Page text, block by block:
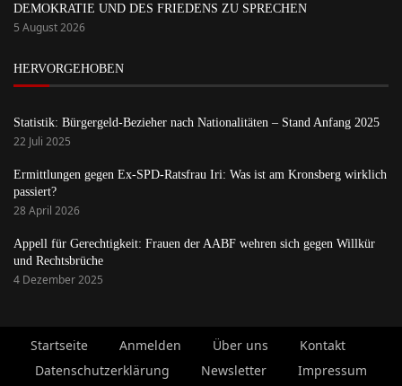
DEMOKRATIE UND DES FRIEDENS ZU SPRECHEN
5 August 2026
HERVORGEHOBEN
Statistik: Bürgergeld-Bezieher nach Nationalitäten – Stand Anfang 2025
22 Juli 2025
Ermittlungen gegen Ex-SPD-Ratsfrau Iri: Was ist am Kronsberg wirklich
passiert?
28 April 2026
Appell für Gerechtigkeit: Frauen der AABF wehren sich gegen Willkür
und Rechtsbrüche
4 Dezember 2025
Startseite Anmelden Über uns
Kontakt
Datenschutzerklärung
Newsletter Impressum